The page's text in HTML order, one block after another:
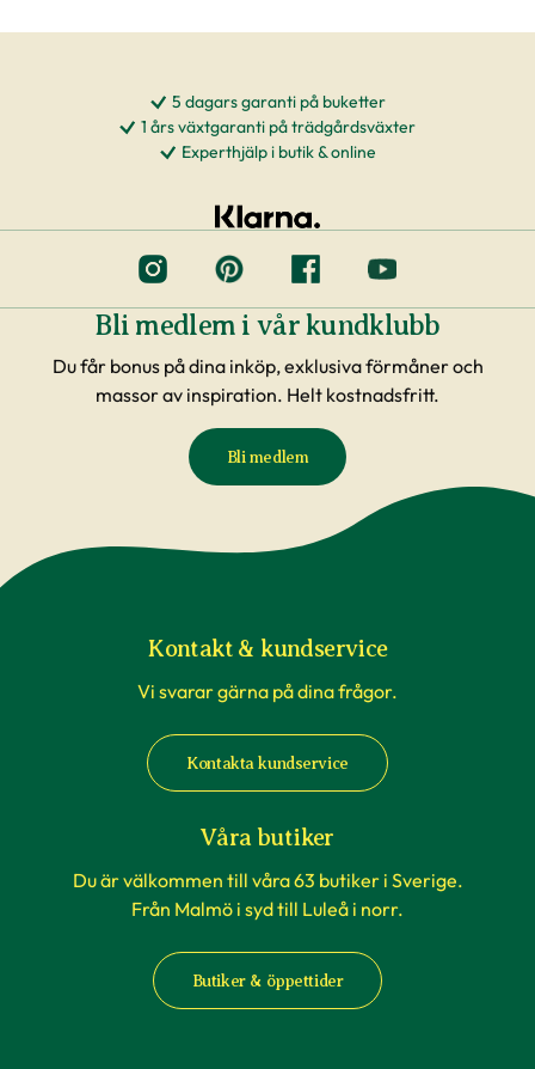
5 dagars garanti på buketter
1 års växtgaranti på trädgårdsväxter
Experthjälp i butik & online
Bli medlem i vår kundklubb
Du får bonus på dina inköp, exklusiva förmåner och
massor av inspiration. Helt kostnadsfritt.
Bli medlem
Kontakt & kundservice
Vi svarar gärna på dina frågor.
Kontakta kundservice
Våra butiker
Du är välkommen till våra 63 butiker i Sverige.
Från Malmö i syd till Luleå i norr.
Butiker & öppettider